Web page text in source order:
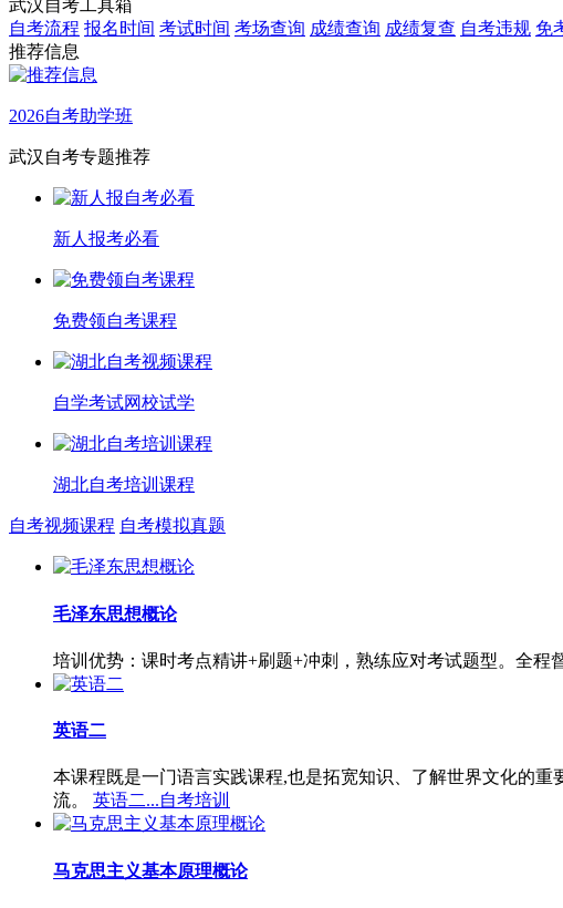
武汉自考工具箱
自考流程 报名时间 考试时间 考场查询 成绩查询 成绩复查 自考违规 免
推荐信息
2026自考助学班
武汉自考专题推荐
新人报考必看
免费领自考课程
自学考试网校试学
湖北自考培训课程
自考视频课程 自考模拟真题
毛泽东思想概论
培训优势：课时考点精讲+刷题+冲刺，熟练应对考试题型。全程
英语二
本课程既是一门语言实践课程,也是拓宽知识、了解世界文化的
流。
英语二...自考培训
马克思主义基本原理概论